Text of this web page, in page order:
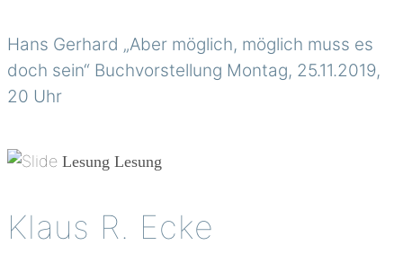
Hans Gerhard „Aber möglich, möglich muss es
doch sein“ Buchvorstellung Montag, 25.11.2019,
20 Uhr
Lesung Lesung
Klaus R. Ecke